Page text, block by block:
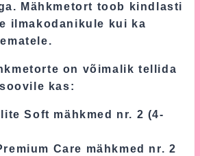
Mähkmetort toob kindlasti
ilmakodanikule kui ka
on võimalik tellida
kas:
Soft mähkmed nr. 2 (4-
Care mähkmed nr. 2